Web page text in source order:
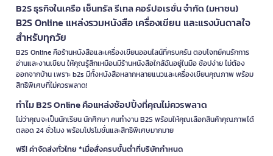
B2S ธุรกิจในเครือ เซ็นทรัล รีเทล คอร์ปอเรชั่น จำกัด (มหาชน)
B2S Online แหล่งรวมหนังสือ เครื่องเขียน และแรงบันดาลใจ
สำหรับทุกวัย
B2S Online คือร้านหนังสือและเครื่องเขียนออนไลน์ที่ครบครัน ตอบโจทย์คนรักการ
อ่านและงานเขียน ให้คุณรู้สึกเหมือนมีร้านหนังสือใกล้ฉันอยู่ในมือ ช้อปง่าย ไม่ต้อง
ออกจากบ้าน เพราะ b2s มีทั้งหนังสือหลากหลายแนวและเครื่องเขียนคุณภาพ พร้อม
สิทธิพิเศษที่ไม่ควรพลาด!
ทำไม B2S Online คือแหล่งช้อปปิ้งที่คุณไม่ควรพลาด
ไม่ว่าคุณจะเป็นนักเรียน นักศึกษา คนทำงาน B2S พร้อมให้คุณเลือกสินค้าคุณภาพได้
ตลอด 24 ชั่วโมง พร้อมโปรโมชั่นและสิทธิพิเศษมากมาย
ฟรี! ค่าจัดส่งทั่วไทย *เมื่อสั่งครบขั้นต่ำที่บริษัทกำหนด